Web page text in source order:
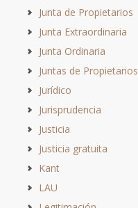
Junta de Propietarios
Junta Extraordinaria
Junta Ordinaria
Juntas de Propietarios
Jurídico
Jurisprudencia
Justicia
Justicia gratuita
Kant
LAU